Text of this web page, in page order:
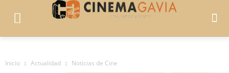
Inicio Actualidad Noticias de Cine